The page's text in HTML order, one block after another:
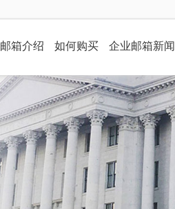
邮箱介绍 如何购买 企业邮箱新闻